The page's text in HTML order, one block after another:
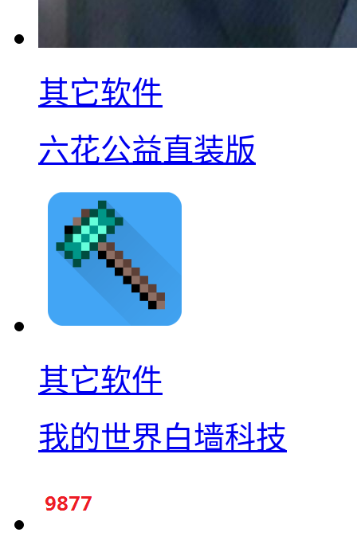
其它软件
六花公益直装版
其它软件
我的世界白墙科技